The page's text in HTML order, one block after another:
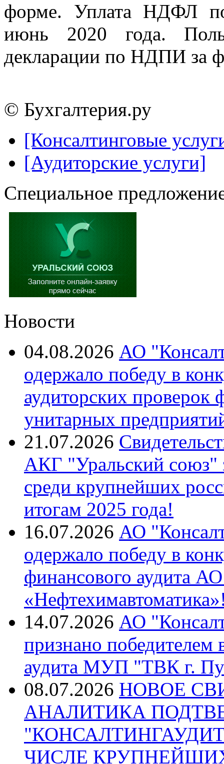
форме. Уплата НДФЛ
июнь 2020 года.
декларации по НДПИ за
© Бухгалтерия.ру
[Консалтинговые
[Аудиторские услуги]
Специальное
Новости
04.08.2026 АО
одержало победу в
аудиторских проверок
унитарных
21.07.2026
АКГ "Уральский союз"
среди крупнейших
итогам 2025 года!
16.07.2026 АО
одержало победу в
финансового аудита
14.07.2026 АО
признано победителем
аудита МУП "ТВК г.
08.07.2026 НОВОЕ
АНАЛИТИКА
ЧИСЛЕ